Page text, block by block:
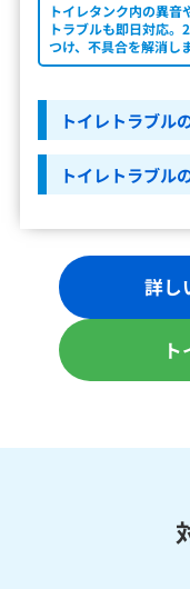
トイレタンク内の異
トラブルも即日対応。
つけ、不具合を解消し
トイレトラブル
トイレトラブル
詳し